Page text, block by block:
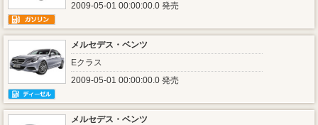
2009-05-01 00:00:00.0 発売
メルセデス・ベンツ
Eクラス
2009-05-01 00:00:00.0 発売
メルセデス・ベンツ